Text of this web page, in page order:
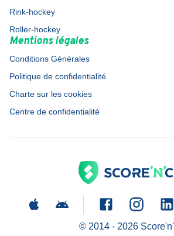
Rink-hockey
Roller-hockey
Mentions légales
Conditions Générales
Politique de confidentialité
Charte sur les cookies
Centre de confidentialité
© 2014 - 2026